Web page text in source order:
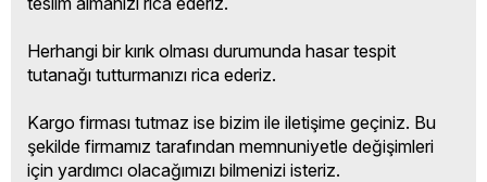
Herhangi bir kırık olması durumunda hasar tespit
tutanağı tutturmanızı rica ederiz.
Kargo firması tutmaz ise bizim ile iletişime geçiniz. Bu
şekilde firmamız tarafından memnuniyetle değişimleri
için yardımcı olacağımızı bilmenizi isteriz.